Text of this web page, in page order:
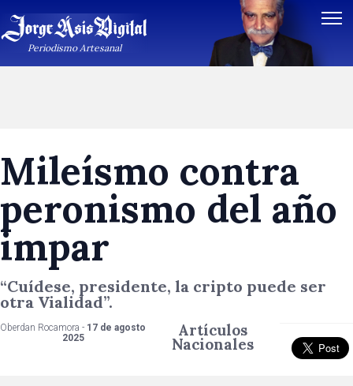
Periodismo Artesanal
Mileísmo contra
peronismo del año
impar
“Cuídese, presidente, la cripto puede ser
otra Vialidad”.
Oberdan Rocamora - 17 de agosto
2025
Artículos
Nacionales